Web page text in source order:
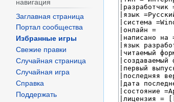
навигация
Заглавная страница
Портал сообщества
Избранные игры
Свежие правки
Случайная страница
Случайная игра
Справка
Поддержать